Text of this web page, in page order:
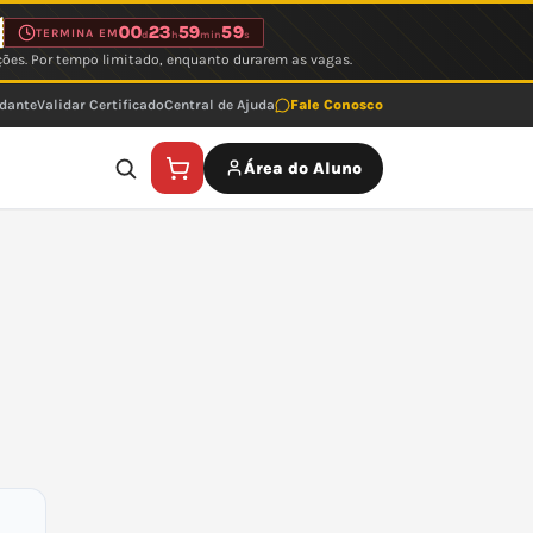
TERMINA EM00d23 h59min59s
Por tempo limitado, enquanto durarem as vagas.
Validar CertificadoCentral de Ajuda Fale Conosco
Área do Aluno